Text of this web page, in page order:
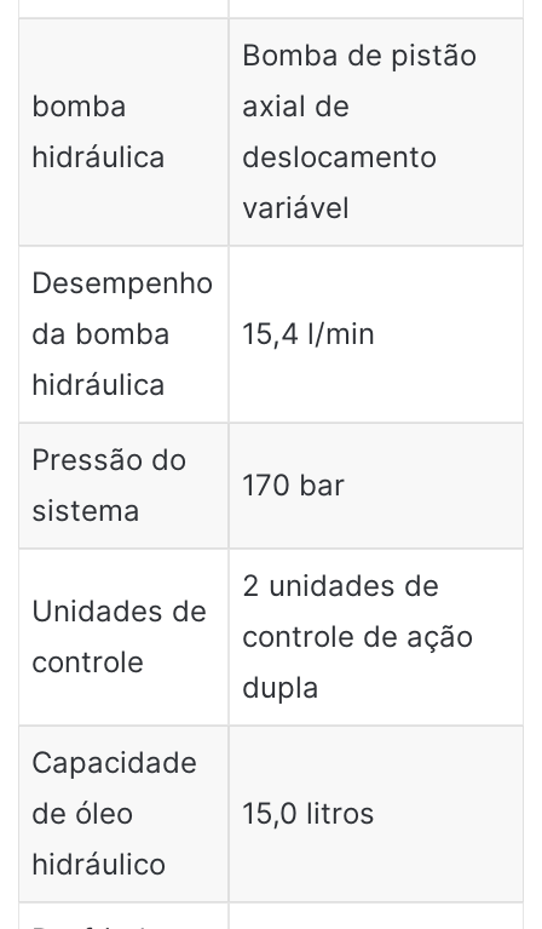
bomba
hidráulica
Bomba de pistão
axial de
deslocamento
variável
Desempenho
da bomba
hidráulica
15,4 l/min
Pressão do
sistema
170 bar
Unidades de
controle
2 unidades de
controle de ação
dupla
Capacidade
de óleo
hidráulico
15,0 litros